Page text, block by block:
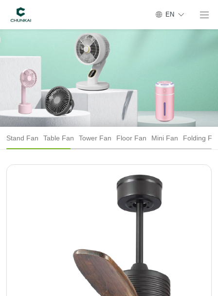
EN
Stand Fan Table Fan Tower Fan Floor Fan Mini Fan Folding